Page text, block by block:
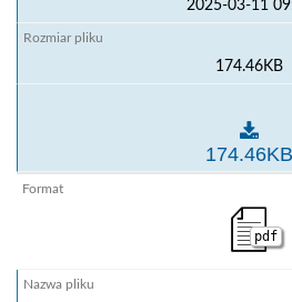
2025-03-11
174.46KB
Strefy/kompartmenty174.46KB
pdf